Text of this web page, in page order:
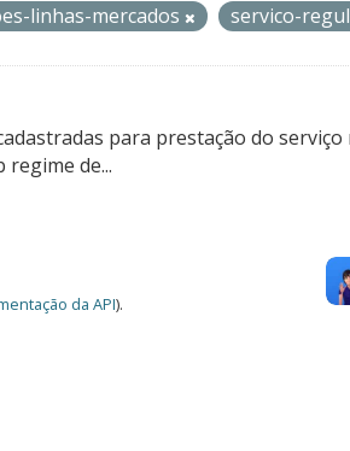
linhas-mercados servico-
para prestação do
de...
da API).